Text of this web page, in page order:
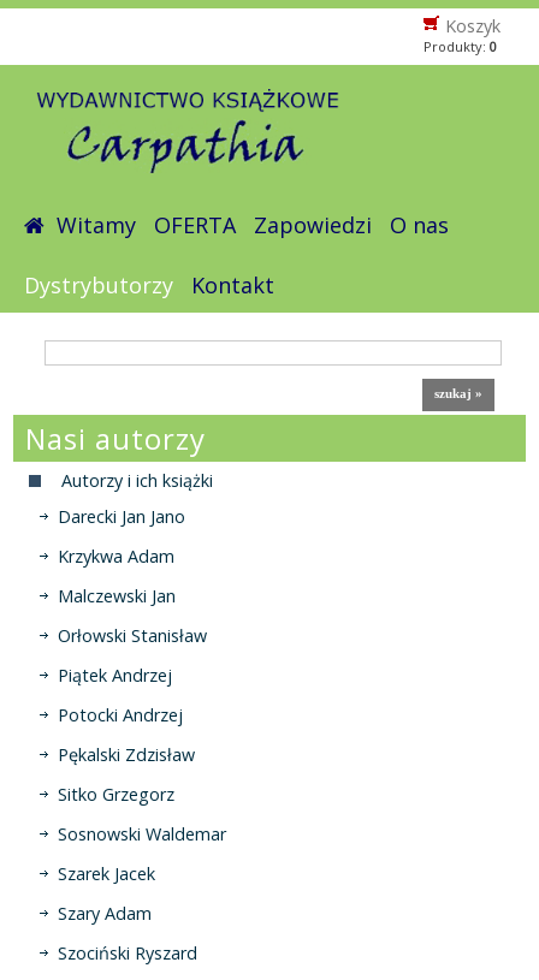
Koszyk
Produkty: 0
Witamy OFERTA Zapowiedzi O nas
Dystrybutorzy Kontakt
Nasi autorzy
Autorzy i ich książki
Darecki Jan Jano
Krzykwa Adam
Malczewski Jan
Orłowski Stanisław
Piątek Andrzej
Potocki Andrzej
Pękalski Zdzisław
Sitko Grzegorz
Sosnowski Waldemar
Szarek Jacek
Szary Adam
Szociński Ryszard